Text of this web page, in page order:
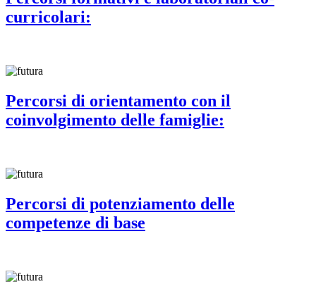
curricolari:
Percorsi di orientamento con il
coinvolgimento delle famiglie:
Percorsi di potenziamento delle
competenze di base